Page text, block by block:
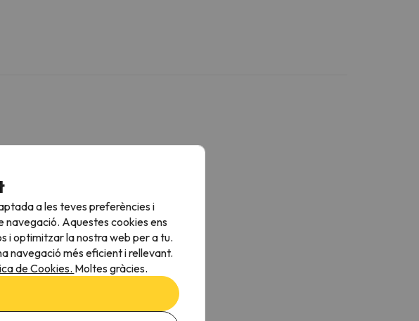
a les teves preferències i
Aquestes cookies ens
i optimitzar la nostra web per a tu.
navegació més eficient i rellevant.
de Cookies. Moltes gràcies.